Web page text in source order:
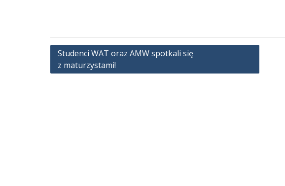
Nawigacja
wpisu
Studenci WAT oraz AMW spotkali się
z maturzystami!